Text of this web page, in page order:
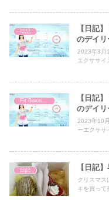
日記
【日記
のデイ
2023年3月
エクササイ
【日記
のデイ
2023年10
ーエクササ
日記 【日記
クリスマス
キを買って